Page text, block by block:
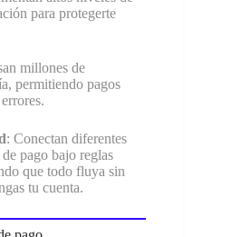
para protegerte
millones de
permitiendo pagos
: Conectan diferentes
pago bajo reglas
que todo fluya sin
tu cuenta.